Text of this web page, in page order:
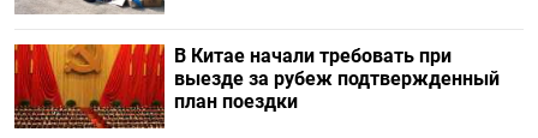
В Китае начали требовать при
выезде за рубеж подтвержденный
план поездки